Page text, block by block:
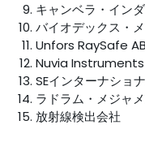
キャンベラ・イン
バイオデックス・
Unfors RaySafe AB
Nuvia
SEインターナショ
ラドラム・メジャ
放射線検出会社